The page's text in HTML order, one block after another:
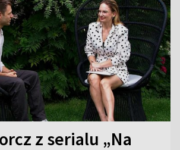
z serialu „Na